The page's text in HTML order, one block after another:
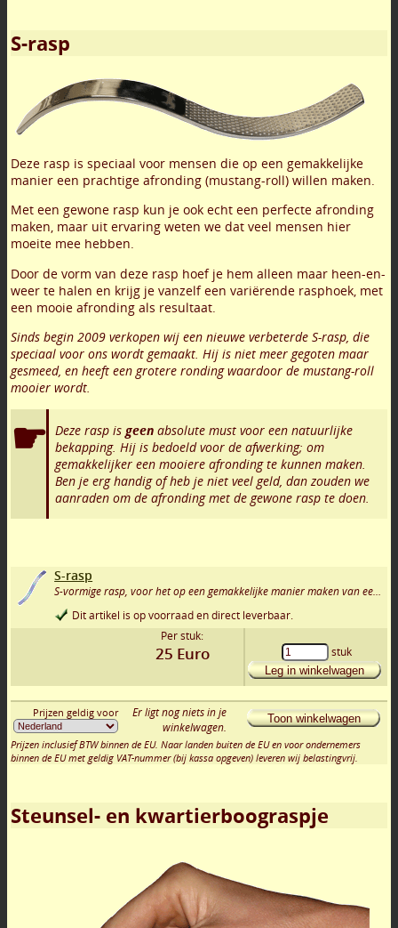
S-rasp
Deze rasp is speciaal voor mensen die op een gemakkelijke
manier een prachtige afronding (mustang-roll) willen maken.
Met een gewone rasp kun je ook echt een perfecte afronding
maken, maar uit ervaring weten we dat veel mensen hier
moeite mee hebben.
Door de vorm van deze rasp hoef je hem alleen maar heen-en-
weer te halen en krijg je vanzelf een variërende rasphoek, met
een mooie afronding als resultaat.
Sinds begin 2009 verkopen wij een nieuwe verbeterde S-rasp, die
speciaal voor ons wordt gemaakt. Hij is niet meer gegoten maar
gesmeed, en heeft een grotere ronding waardoor de mustang-roll
mooier wordt.
Deze rasp is geen absolute must voor een natuurlijke
bekapping. Hij is bedoeld voor de afwerking; om
gemakkelijker een mooiere afronding te kunnen maken.
Ben je erg handig of heb je niet veel geld, dan zouden we
aanraden om de afronding met de gewone rasp te doen.
S-rasp
S-vormige rasp, voor het op een gemakkelijke manier maken van een mooie afronding
Dit artikel is op voorraad en direct leverbaar.
Per stuk:
25 Euro stuk
Leg in winkelwagen
Prijzen geldig voor
Er ligt nog niets in je
winkelwagen.
Toon winkelwagen
Prijzen inclusief BTW binnen de EU. Naar landen buiten de EU en voor ondernemers
binnen de EU met geldig VAT-nummer (bij kassa opgeven) leveren wij belastingvrij.
Steunsel- en kwartierboograspje